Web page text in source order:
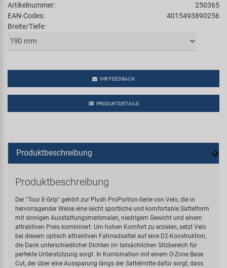
Artikelnummer:
250365
EAN-Codes:
4015493890256
Breite/Tiefe:
IHR FEEDBACK
PRODUKTDETAILS
Produktbeschreibung
Produktbeschreibung
Der "Tour E-Grip" gehört zur Plush ProPortion-Serie von Velo, die in
hervorragender Weise eine leicht sportliche und komfortable Sattelform
mit sinnigen Ausstattungsmerkmalen, niedrigem Gewicht und einem
attraktiven Preis kombiniert. Um hohen Komfort zu erzielen, setzt Velo
bei diesem optisch attraktiven Fahrradsattel auf eine D2-Konstruktion,
die Dank unterschiedlicher Dichten im tatsächlichen Sitzbereich für
perfekte Unterstützung sorgt. In Kombination mit einem O-Zone Base
Cut, der über eine Aussparung längs der Sattelmitte dafür sorgt, dass